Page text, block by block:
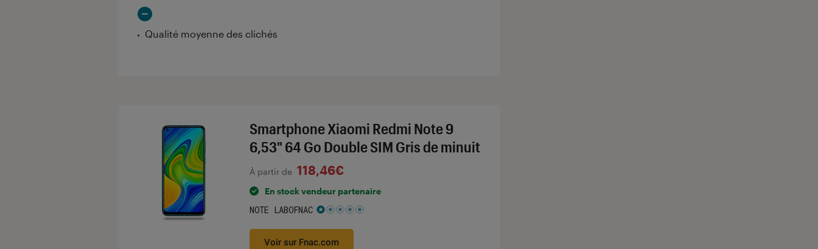
Qualité moyenne des clichés
Smartphone Xiaomi Redmi Note 9
6,53" 64 Go Double SIM Gris de minuit
À partir de 118,46€
En stock vendeur partenaire
NOTE LABOFNAC
Noté 1 étoiles sur 5
Voir sur Fnac.com